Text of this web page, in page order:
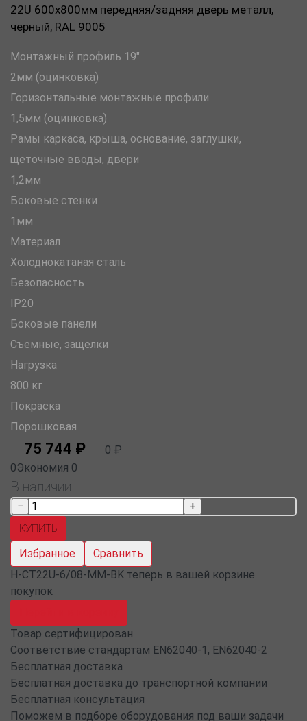
22U 600х800мм передняя/задняя дверь металл,
черный, RAL 9005
Монтажный профиль 19"
2мм (оцинковка)
Горизонтальные монтажные профили
1,5мм (оцинковка)
Рамы каркаса, крыша, основание, заглушки,
щеточные вводы, двери
1,2мм
Боковые стенки
1мм
Материал
Холоднокатаная сталь
Безопасность
IP20
Боковые панели
Съемные, защелки
Нагрузка
800 кг
Покраска
Порошковая
75 744 ₽ 0 ₽
0Экономия 0
В наличии
Избранное
Сравнить
H-CT22U-6/08-MM-BK теперь в вашей корзине
покупок
Товар сертифицирован
Соответствие стандартам EN62040-1, EN62040-2
Бесплатная доставка
Бесплатная доставка до транспортной компании
Бесплатная консультация
Поможем в подборе оборудования под ваши задачи